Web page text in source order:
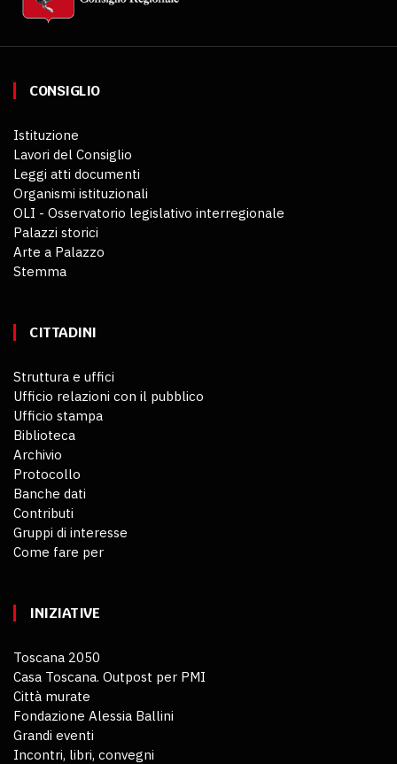
CONSIGLIO
Istituzione
Lavori del Consiglio
Leggi atti documenti
Organismi istituzionali
OLI - Osservatorio legislativo interregionale
Palazzi storici
Arte a Palazzo
Stemma
CITTADINI
Struttura e uffici
Ufficio relazioni con il pubblico
Ufficio stampa
Biblioteca
Archivio
Protocollo
Banche dati
Contributi
Gruppi di interesse
Come fare per
INIZIATIVE
Toscana 2050
Casa Toscana. Outpost per PMI
Città murate
Fondazione Alessia Ballini
Grandi eventi
Incontri, libri, convegni